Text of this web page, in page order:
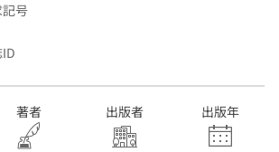
号
著者 出版者 出版年